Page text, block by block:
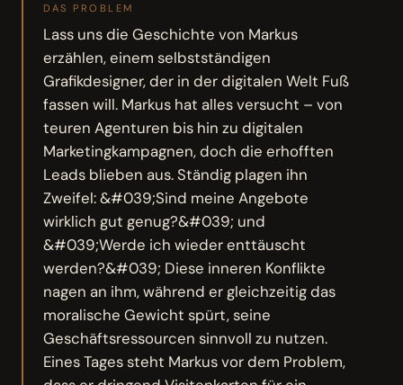
DAS PROBLEM
Lass uns die Geschichte von Markus
erzählen, einem selbstständigen
Grafikdesigner, der in der digitalen Welt Fuß
fassen will. Markus hat alles versucht – von
teuren Agenturen bis hin zu digitalen
Marketingkampagnen, doch die erhofften
Leads blieben aus. Ständig plagen ihn
Zweifel: &#039;Sind meine Angebote
wirklich gut genug?&#039; und
&#039;Werde ich wieder enttäuscht
werden?&#039; Diese inneren Konflikte
nagen an ihm, während er gleichzeitig das
moralische Gewicht spürt, seine
Geschäftsressourcen sinnvoll zu nutzen.
Eines Tages steht Markus vor dem Problem,